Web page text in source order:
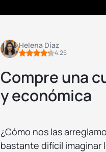
Helena Díaz
4.25
Compre una
y económica
¿Cómo nos las
bastante difícil imaginar